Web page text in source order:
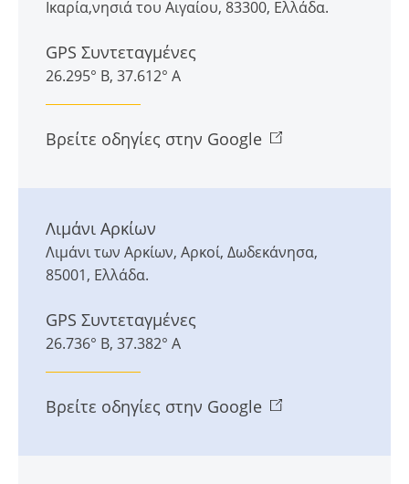
Ικαρία,νησιά του Αιγαίου, 83300, Ελλάδα.
GPS Συντεταγμένες
26.295° Β, 37.612° Α
Βρείτε οδηγίες στην Google
Λιμάνι Αρκίων
Λιμάνι των Αρκίων, Αρκοί, Δωδεκάνησα,
85001, Ελλάδα.
GPS Συντεταγμένες
26.736° Β, 37.382° Α
Βρείτε οδηγίες στην Google